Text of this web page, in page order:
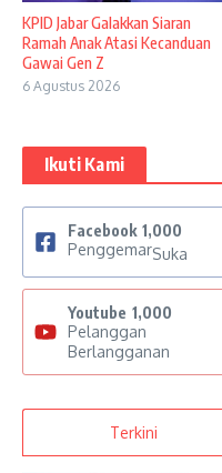
KPID Jabar Galakkan Siaran
Ramah Anak Atasi Kecanduan
Gawai Gen Z
6 Agustus 2026
Ikuti Kami
Facebook 1,000
PenggemarSuka
Youtube 1,000
Pelanggan
Berlangganan
Terkini